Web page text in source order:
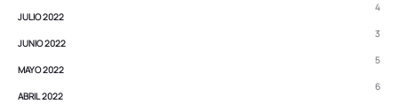
JULIO 2022
4
JUNIO 2022
3
MAYO 2022
5
ABRIL 2022
6